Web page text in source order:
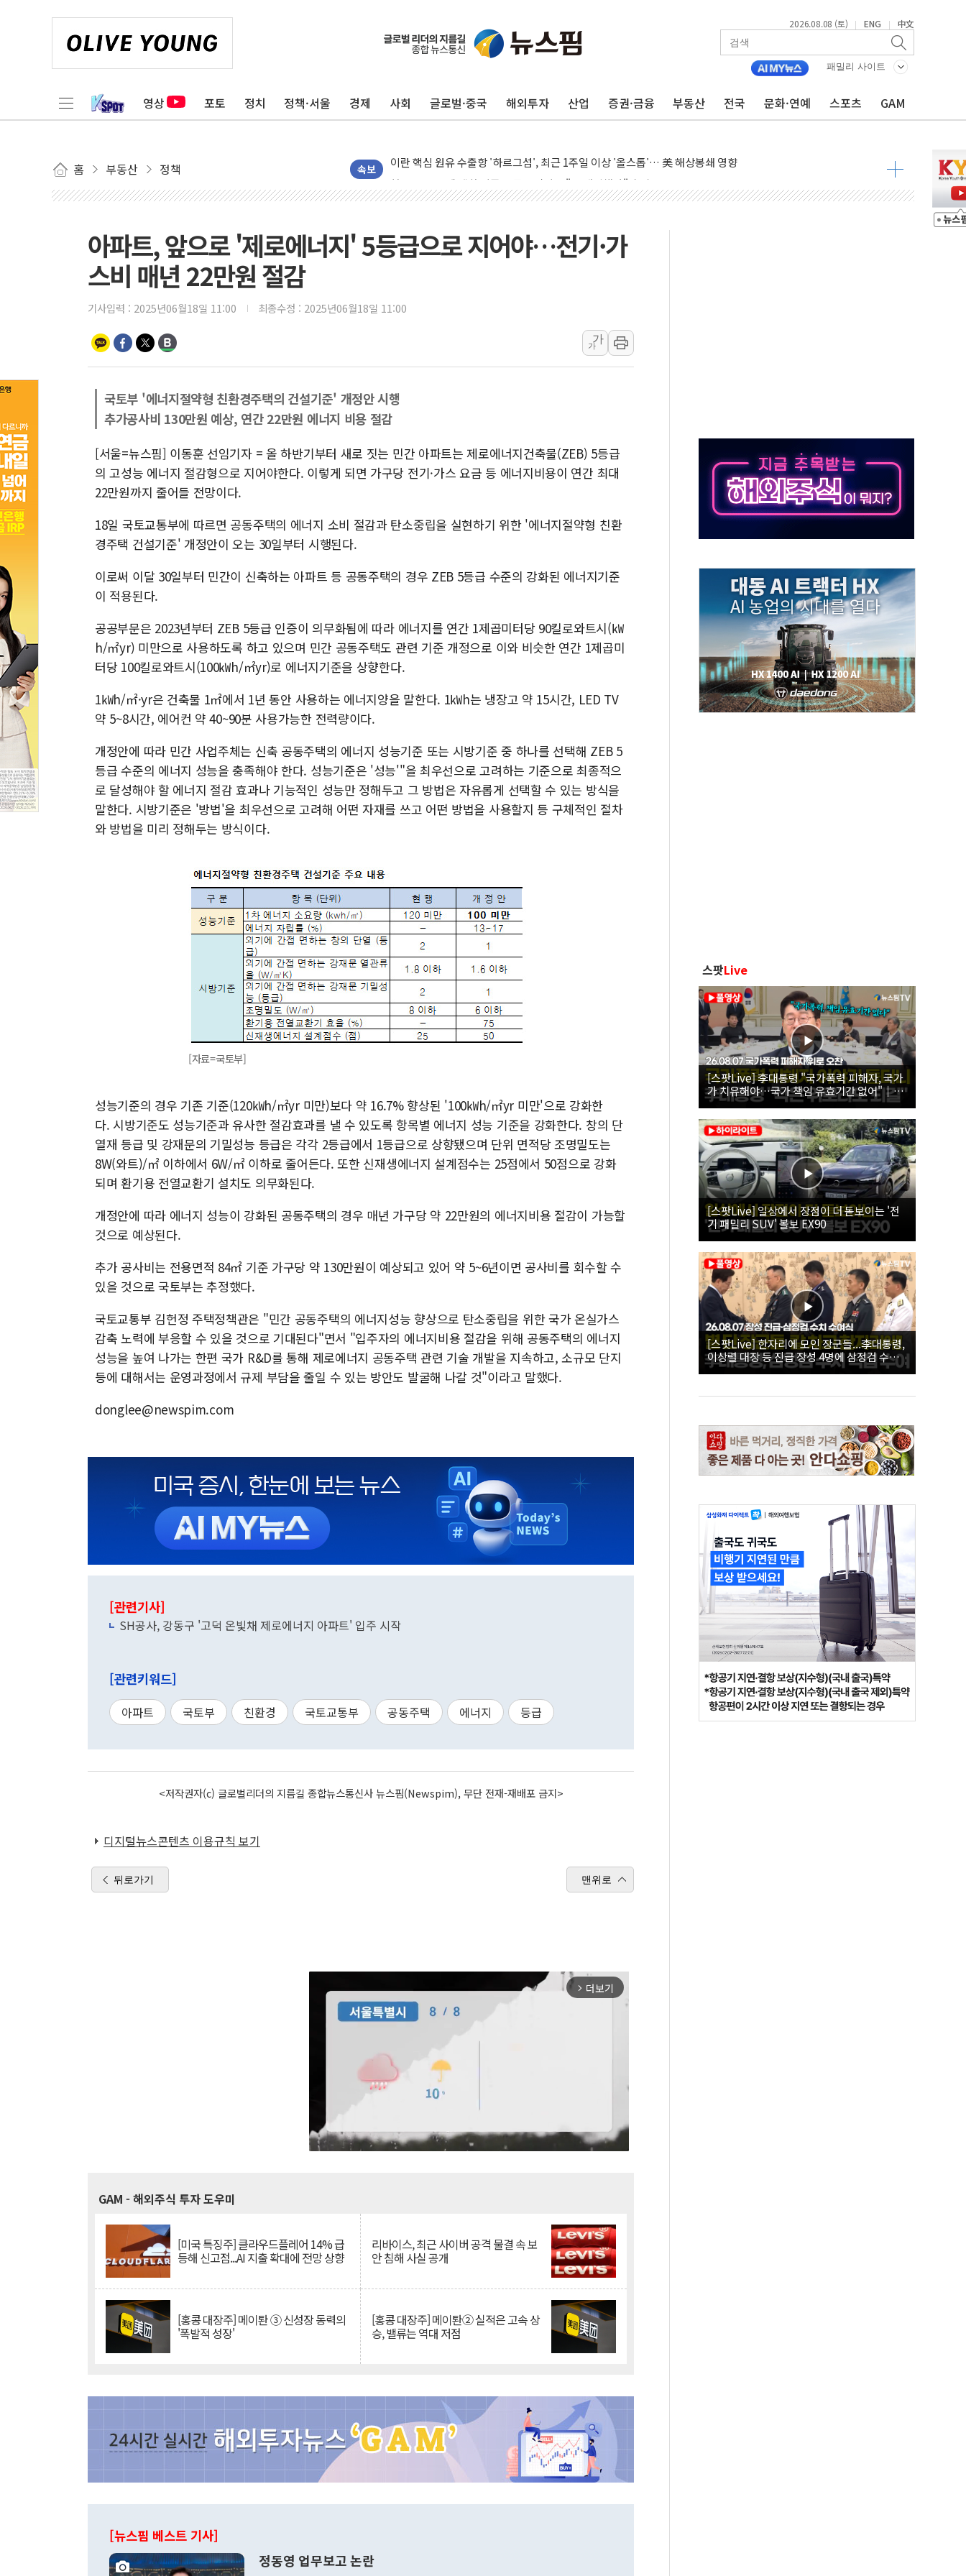
2026.08.08 (토) | ENG | 中文
패밀리 사이트
영상 포토 정치 정책·서울 경제 사회 글로벌·중국 해외투자 산업 증권·금융 부동산 전국 문화·연예 스포츠 GAM
홈 부동산 정책 속보
유럽증시, 美 고용 예상 밖 부진에 연준 금리 인상 가능성 낮아지며 상승… STOXX 600 지수는 나흘 연속 최고치
미 연준 매파 기세 꺾이나…고용 감소에 9월 동결 전망 우세
트럼프, 백신·자폐증 행정명령 검토…"이르면 다음 주"
美 항소법원, 백악관 무도회장 공사 중단 명령…트럼프 제동
美 고용 쇼크에 엔화 장중 급등…시장은 "또 개입했나" 촉각
[AI MY 뉴스] 뉴욕 반도체주 프리뷰...美 고용 쇼크에 반도체주 '활짝'
[종합] 美 7월 고용 2만3000명 감소 '쇼크'…9월 금리 인상 기대 후퇴
[사진] 이슬람 수니파 3개국, 공동방위협정 체결
특정 정치인 측근 포항시 정책특보 내정설...포항시 '시끌'
李 "해남 태양광, 대한민국 다음 100년 밑거름…수도권 집중 완화 전환점"
트럼프, 中 겨냥 폴리실리콘 관세 15% 부과…美 태양광주 급등
[사진] 빈살만과 에르도안의 만남
이란와이어 "이란 최고지도자 위독…곧 사망해도 놀랍지 않아"
아파트, 앞으로 '제로에너지' 5등급으로 지어야…전기·가
스비 매년 22만원 절감
기사입력 : 2025년06월18일 11:00 최종수정 : 2025년06월18일 11:00
가
가
국토부 '에너지절약형 친환경주택의 건설기준' 개정안 시행
추가공사비 130만원 예상, 연간 22만원 에너지 비용 절감
[서울=뉴스핌] 이동훈 선임기자 = 올 하반기부터 새로 짓는 민간 아파트는 제로에너지건축물(ZEB) 5등급
의 고성능 에너지 절감형으로 지어야한다. 이렇게 되면 가구당 전기·가스 요금 등 에너지비용이 연간 최대
22만원까지 줄어들 전망이다.
18일 국토교통부에 따르면 공동주택의 에너지 소비 절감과 탄소중립을 실현하기 위한 '에너지절약형 친환
경주택 건설기준' 개정안이 오는 30일부터 시행된다.
이로써 이달 30일부터 민간이 신축하는 아파트 등 공동주택의 경우 ZEB 5등급 수준의 강화된 에너지기준
이 적용된다.
공공부문은 2023년부터 ZEB 5등급 인증이 의무화됨에 따라 에너지를 연간 1제곱미터당 90킬로와트시(㎾
h/㎡yr) 미만으로 사용하도록 하고 있으며 민간 공동주택도 관련 기준 개정으로 이와 비슷한 연간 1제곱미
터당 100킬로와트시(100㎾h/㎡yr)로 에너지기준을 상향한다.
1㎾h/㎡·yr은 건축물 1㎡에서 1년 동안 사용하는 에너지양을 말한다. 1㎾h는 냉장고 약 15시간, LED TV
약 5~8시간, 에어컨 약 40~90분 사용가능한 전력량이다.
개정안에 따라 민간 사업주체는 신축 공동주택의 에너지 성능기준 또는 시방기준 중 하나를 선택해 ZEB 5
등급 수준의 에너지 성능을 충족해야 한다. 성능기준은 '성능'"을 최우선으로 고려하는 기준으로 최종적으
로 달성해야 할 에너지 절감 효과나 기능적인 성능만 정해두고 그 방법은 자유롭게 선택할 수 있는 방식을
말한다. 시방기준은 '방법'을 최우선으로 고려해 어떤 자재를 쓰고 어떤 방법을 사용할지 등 구체적인 절차
와 방법을 미리 정해두는 방식이다.
[자료=국토부]
성능기준의 경우 기존 기준(120㎾h/㎡yr 미만)보다 약 16.7% 향상된 '100㎾h/㎡yr 미만'으로 강화한
다. 시방기준도 성능기준과 유사한 절감효과를 낼 수 있도록 항목별 에너지 성능 기준을 강화한다. 창의 단
열재 등급 및 강재문의 기밀성능 등급은 각각 2등급에서 1등급으로 상향됐으며 단위 면적당 조명밀도는
8W(와트)/㎡ 이하에서 6W/㎡ 이하로 줄어든다. 또한 신재생에너지 설계점수는 25점에서 50점으로 강화
되며 환기용 전열교환기 설치도 의무화된다.
개정안에 따라 에너지 성능이 강화된 공동주택의 경우 매년 가구당 약 22만원의 에너지비용 절감이 가능할
것으로 예상된다.
추가 공사비는 전용면적 84㎡ 기준 가구당 약 130만원이 예상되고 있어 약 5~6년이면 공사비를 회수할 수
있을 것으로 국토부는 추정했다.
국토교통부 김헌정 주택정책관은 "민간 공동주택의 에너지성능 향상으로 탄소중립을 위한 국가 온실가스
감축 노력에 부응할 수 있을 것으로 기대된다"면서 "입주자의 에너지비용 절감을 위해 공동주택의 에너지
성능을 높여 나가는 한편 국가 R&D를 통해 제로에너지 공동주택 관련 기술 개발을 지속하고, 소규모 단지
등에 대해서는 운영과정에서 규제 부담을 줄일 수 있는 방안도 발굴해 나갈 것"이라고 말했다.
donglee@newspim.com
[관련기사]
SH공사, 강동구 '고덕 온빛채 제로에너지 아파트' 입주 시작
[관련키워드]
아파트 국토부 친환경 국토교통부 공동주택 에너지 등급
<저작권자(c) 글로벌리더의 지름길 종합뉴스통신사 뉴스핌(Newspim), 무단 전재-재배포 금지>
디지털뉴스콘텐츠 이용규칙 보기
뒤로가기 맨위로
arrow_forward_ios 더보기
GAM - 해외주식 투자 도우미
[미국 특징주] 클라우드플레어 14% 급
등해 신고점...AI 지출 확대에 전망 상향
리바이스, 최근 사이버 공격 물결 속 보
안 침해 사실 공개
[홍콩 대장주] 메이퇀 ③ 신성장 동력의
'폭발적 성장'
[홍콩 대장주] 메이퇀② 실적은 고속 상
승, 밸류는 역대 저점
[뉴스핌 베스트 기사]
정동영 업무보고 논란
스팟Live
[스팟Live] 李대통령 "국가폭력 피해자, 국가
가 치유해야…국가 책임 유효기간 없어"｜
26.08.07 국가폭력 피해자 위로 오찬
[스팟Live] 일상에서 장점이 더 돋보이는 '전
기 패밀리 SUV' 볼보 EX90
[스팟Live] 한자리에 모인 장군들...李대통령,
이상렬 대장 등 진급 장성 4명에 삼정검 수치
직접 수여｜26.08.07 장성 진급·삼정검 수치